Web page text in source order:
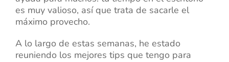
es muy valioso, así que trata de sacarle el
máximo provecho.
A lo largo de estas semanas, he estado
reuniendo los mejores tips que tengo para